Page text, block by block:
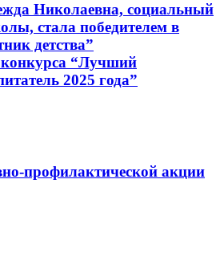
Николаевна, социальный
стала победителем в
детства”
конкурса “Лучший
2025 года”
профилактической акции